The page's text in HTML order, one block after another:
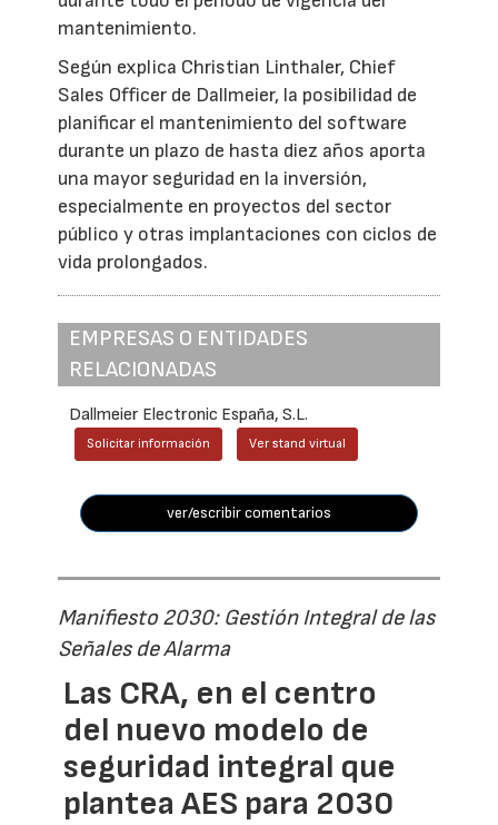
mantenimiento.
Según explica Christian Linthaler, Chief
Sales Officer de Dallmeier, la posibilidad de
planificar el mantenimiento del software
durante un plazo de hasta diez años aporta
una mayor seguridad en la inversión,
especialmente en proyectos del sector
público y otras implantaciones con ciclos de
vida prolongados.
EMPRESAS O ENTIDADES
RELACIONADAS
Dallmeier Electronic España, S.L.
Solicitar información Ver stand virtual
ver/escribir comentarios
Manifiesto 2030: Gestión Integral de las
Señales de Alarma
Las CRA, en el centro
del nuevo modelo de
seguridad integral que
plantea AES para 2030